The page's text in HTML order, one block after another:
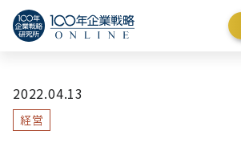
2022.04.13
経営